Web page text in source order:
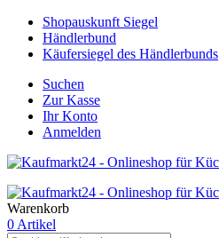
Shopauskunft Siegel
Händlerbund
Käufersiegel des Händlerbunds
Suchen
Zur Kasse
Ihr Konto
Anmelden
Warenkorb
0 Artikel